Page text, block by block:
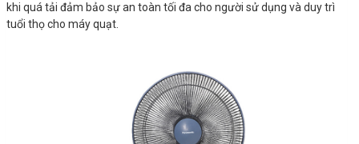
khi quá tải đảm bảo sự an toàn tối đa cho người sử dụng và duy trì
tuổi thọ cho máy quạt.